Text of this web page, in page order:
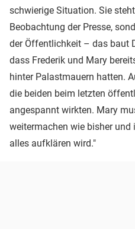
schwierige Situation. Sie
Beobachtung der Presse,
der Öffentlichkeit – das baut
dass Frederik und Mary
hinter Palastmauern hatten.
die beiden beim letzten
angespannt wirkten. Mary
weitermachen wie bisher und
alles aufklären wird."